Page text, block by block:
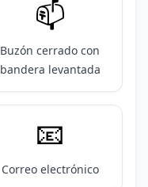
📫️
Buzón cerrado con
bandera levantada
📧
Correo electrónico